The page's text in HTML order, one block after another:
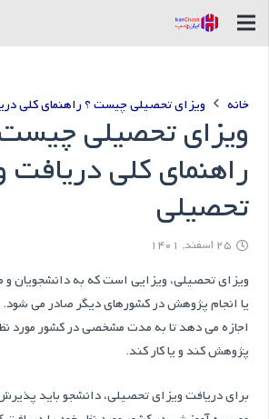
خانه ویزای تحصیلی چیست ؟ راهنمای کلی
ویزای تحصیلی
راهنمای کلی دریافت
تحصیلی
25 اسفند, 1401
ویزای تحصیلی، ویزایی است که به دانشجویان
یا انجام پژوهش در کشورهای دیگر صادر می
اجازه می دهد تا به مدت مشخصی در کشور مورد
پژوهش کند و یا کار کند.
برای دریافت ویزای تحصیلی، دانشجو باید